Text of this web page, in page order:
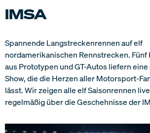
IMSA
Spannende Langstreckenrennen auf elf
nordamerikanischen Rennstrecken.
aus Prototypen und GT-Autos liefern
Show, die die Herzen aller Motorsport-
lässt. Wir zeigen alle elf Saisonrennen
regelmäßig über die Geschehnisse der